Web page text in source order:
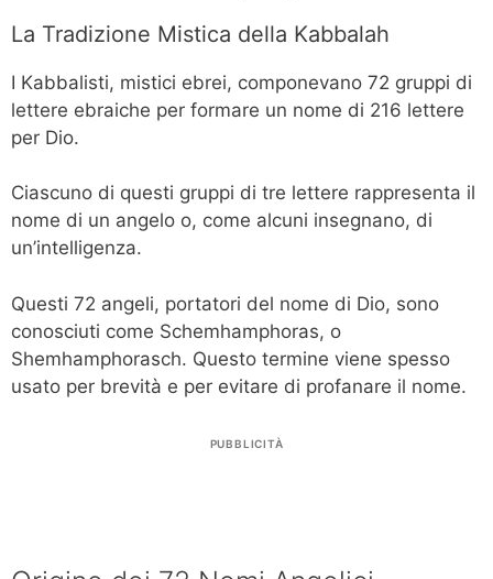
La Tradizione Mistica della Kabbalah
I Kabbalisti, mistici ebrei, componevano 72 gruppi di
lettere ebraiche per formare un nome di 216 lettere
per Dio.
Ciascuno di questi gruppi di tre lettere rappresenta il
nome di un angelo o, come alcuni insegnano, di
un’intelligenza.
Questi 72 angeli, portatori del nome di Dio, sono
conosciuti come Schemhamphoras, o
Shemhamphorasch. Questo termine viene spesso
usato per brevità e per evitare di profanare il nome.
PUBBLICITÀ